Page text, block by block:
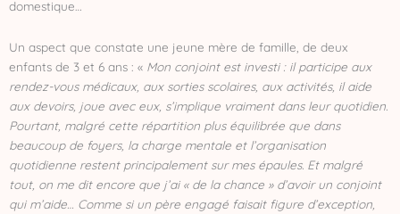
domestique…
Un aspect que constate une jeune mère de famille, de deux
enfants de 3 et 6 ans : « Mon conjoint est investi : il participe aux
rendez-vous médicaux, aux sorties scolaires, aux activités, il aide
aux devoirs, joue avec eux, s’implique vraiment dans leur quotidien.
Pourtant, malgré cette répartition plus équilibrée que dans
beaucoup de foyers, la charge mentale et l’organisation
quotidienne restent principalement sur mes épaules. Et malgré
tout, on me dit encore que j’ai « de la chance » d’avoir un conjoint
qui m’aide… Comme si un père engagé faisait figure d’exception,